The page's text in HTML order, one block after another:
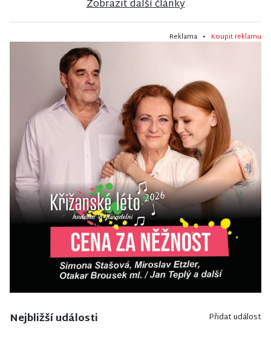
Zobrazit další články
Reklama • Koupit reklamu
Nejbližší události Přidat událost